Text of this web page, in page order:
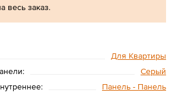
весь заказ.
Для Квартиры
Серый
Панель - Панель